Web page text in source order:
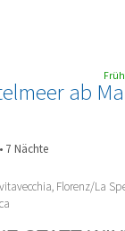
ab
• 7 Nächte
Florenz/La